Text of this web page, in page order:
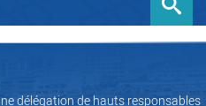
délégation de hauts responsables